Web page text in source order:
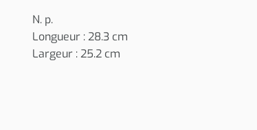
N. p.
Longueur : 28.3 cm
Largeur : 25.2 cm